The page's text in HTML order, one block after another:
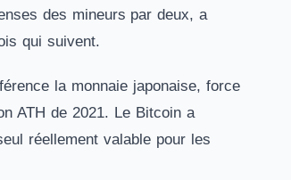
des mineurs par deux, a
qui suivent.
la monnaie japonaise, force
ATH de 2021. Le Bitcoin a
réellement valable pour les